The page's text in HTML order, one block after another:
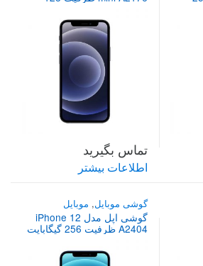
تماس بگیرید
اطلاعات بیشتر
گوشی موبایل, موبایل
گوشی اپل مدل iPhone 12
A2404 ظرفیت 256 گیگابایت